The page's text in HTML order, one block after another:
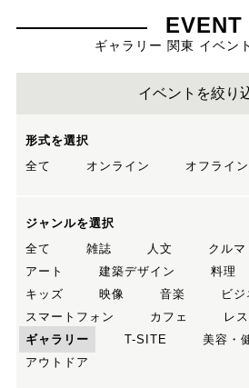
EVENT
ギャラリー 関東 イベン
イベントを絞り
形式を選択
全て
オンライン オフライン
ジャンルを選択
全て
雑誌 人文
クルマ
アート
建築デザイン 料理
キッズ
映像 音楽
ビジ
スマートフォン
カフェ レ
ギャラリー
T-SITE 美容・
アウトドア